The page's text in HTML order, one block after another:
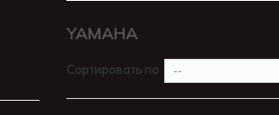
YAMAHA
Сортировать по --